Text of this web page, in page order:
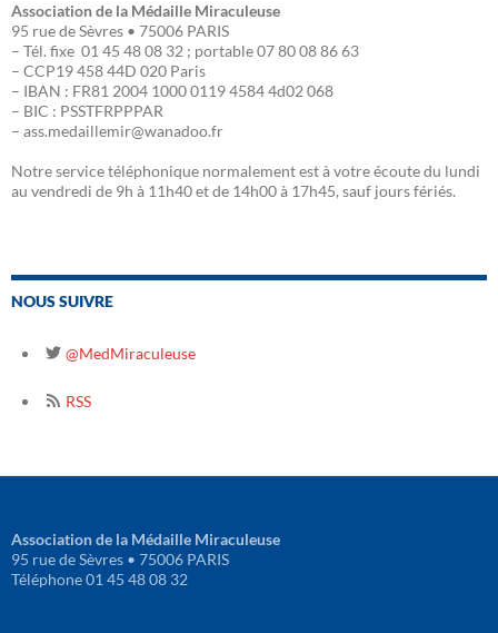
Association de la Médaille Miraculeuse
95 rue de Sèvres • 75006 PARIS
– Tél. fixe 01 45 48 08 32 ; portable 07 80 08 86 63
– CCP19 458 44D 020 Paris
– IBAN : FR81 2004 1000 0119 4584 4d02 068
– BIC : PSSTFRPPPAR
– ass.medaillemir@wanadoo.fr
Notre service téléphonique normalement est à votre écoute du lundi
au vendredi de 9h à 11h40 et de 14h00 à 17h45, sauf jours fériés.
NOUS SUIVRE
@MedMiraculeuse
RSS
Association de la Médaille Miraculeuse
95 rue de Sèvres • 75006 PARIS
Téléphone 01 45 48 08 32